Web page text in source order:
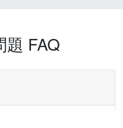
題 FAQ